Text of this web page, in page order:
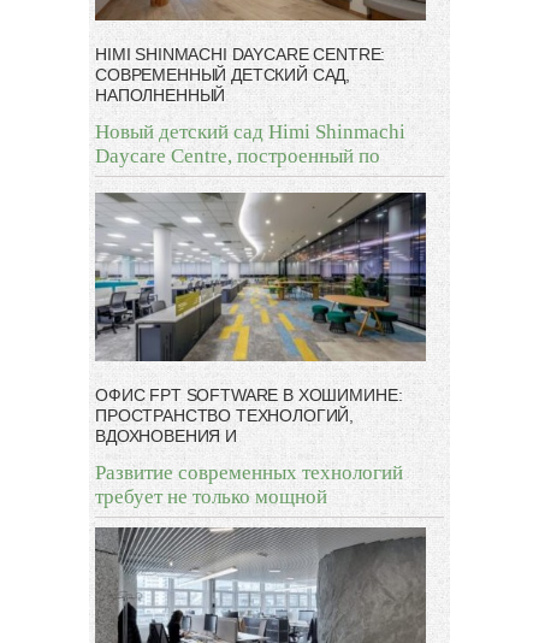
HIMI SHINMACHI DAYCARE CENTRE:
СОВРЕМЕННЫЙ ДЕТСКИЙ САД,
НАПОЛНЕННЫЙ
Новый детский сад Himi Shinmachi
Daycare Centre, построенный по
ОФИС FPT SOFTWARE В ХОШИМИНЕ:
ПРОСТРАНСТВО ТЕХНОЛОГИЙ,
ВДОХНОВЕНИЯ И
Развитие современных технологий
требует не только мощной